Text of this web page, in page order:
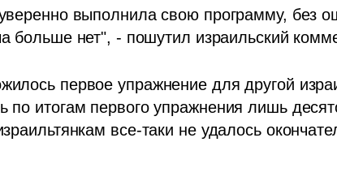
выполнила свою программу, без
больше нет", - пошутил израильский
первое упражнение для другой
по итогам первого упражнения лишь
все-таки не удалось